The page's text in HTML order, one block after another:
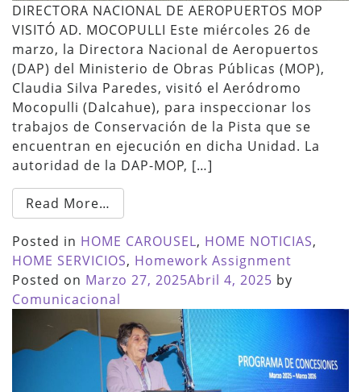
DIRECTORA NACIONAL DE AEROPUERTOS MOP
VISITÓ AD. MOCOPULLI Este miércoles 26 de
marzo, la Directora Nacional de Aeropuertos
(DAP) del Ministerio de Obras Públicas (MOP),
Claudia Silva Paredes, visitó el Aeródromo
Mocopulli (Dalcahue), para inspeccionar los
trabajos de Conservación de la Pista que se
encuentran en ejecución en dicha Unidad. La
autoridad de la DAP-MOP, […]
Read More…
Posted in HOME CAROUSEL, HOME NOTICIAS,
HOME SERVICIOS, Homework Assignment
Posted on Marzo 27, 2025Abril 4, 2025 by
Comunicacional